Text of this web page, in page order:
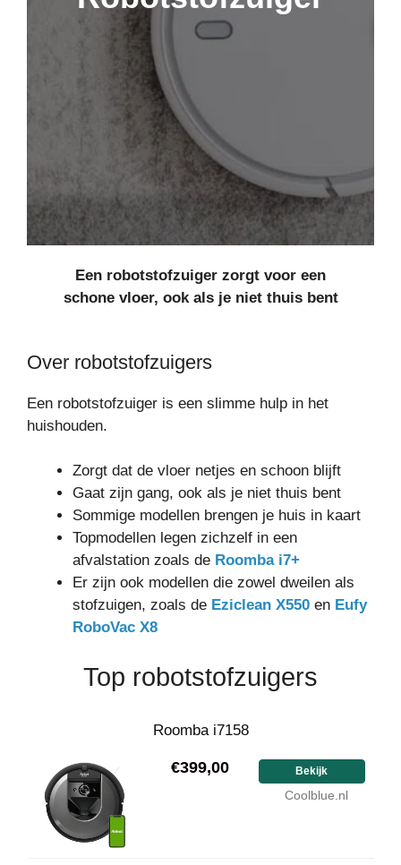
Een robotstofzuiger zorgt voor een
schone vloer, ook als je niet thuis bent
Over robotstofzuigers
Een robotstofzuiger is een slimme hulp in het
huishouden.
Zorgt dat de vloer netjes en schoon blijft
Gaat zijn gang, ook als je niet thuis bent
Sommige modellen brengen je huis in kaart
Topmodellen legen zichzelf in een
afvalstation zoals de Roomba i7+
Er zijn ook modellen die zowel dweilen als
stofzuigen, zoals de Eziclean X550 en Eufy
RoboVac X8
Top robotstofzuigers
Roomba i7158
€399,00 Bekijk
Coolblue.nl